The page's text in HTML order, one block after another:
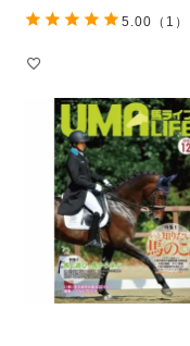
5.00 （1）